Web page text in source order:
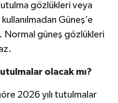
gözlükleri veya
Güneş’e
Normal güneş gözlükleri
olacak mı?
2026 yılı tutulmalar